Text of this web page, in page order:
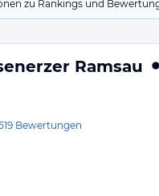
zu Rankings und
Ramsau
Bewertungen